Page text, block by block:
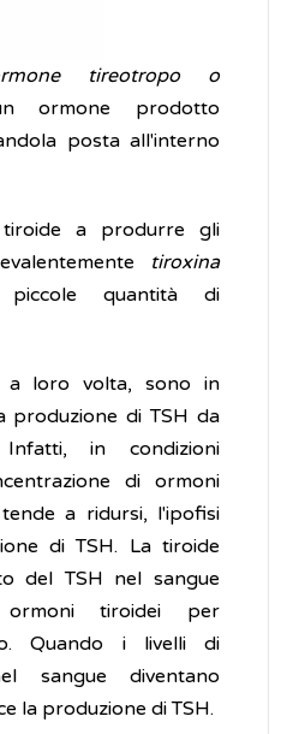
tireotropo o
ormone prodotto
posta all'interno
a produrre gli
tiroxina
quantità di
a loro volta, sono in
produzione di TSH da
in condizioni
di ormoni
a ridursi, l'ipofisi
di TSH. La tiroide
del TSH nel sangue
tiroidei per
Quando i livelli di
sangue diventano
la produzione di TSH.